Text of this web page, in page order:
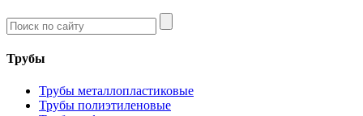
Трубы
Трубы металлопластиковые
Трубы полиэтиленовые